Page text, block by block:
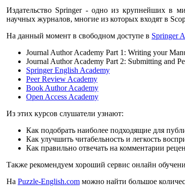
Издательство Springer - одно из крупнейших в
научных журналов, многие из которых входят в
На данный момент в свободном доступе в Springer
Journal Author Academy Part 1: Writing your
Journal Author Academy Part 2: Submitting and
Springer English Academy
Peer Review Academy
Book Author Academy
Open Access Academy
Из этих курсов слушатели узнают:
Как подобрать наиболее подходящие для
Как улучшить читабельность и легкость
Как правильно отвечать на комментарии
Также рекомендуем хороший сервис онлайн
На Puzzle-English.com можно найти большое